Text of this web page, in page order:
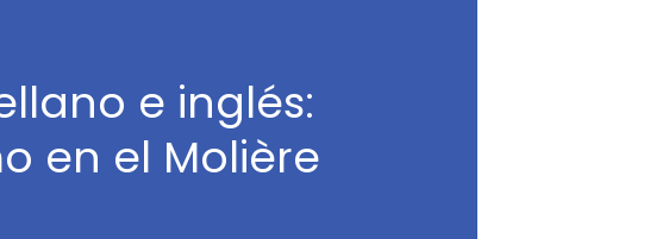
e inglés:
en el Molière